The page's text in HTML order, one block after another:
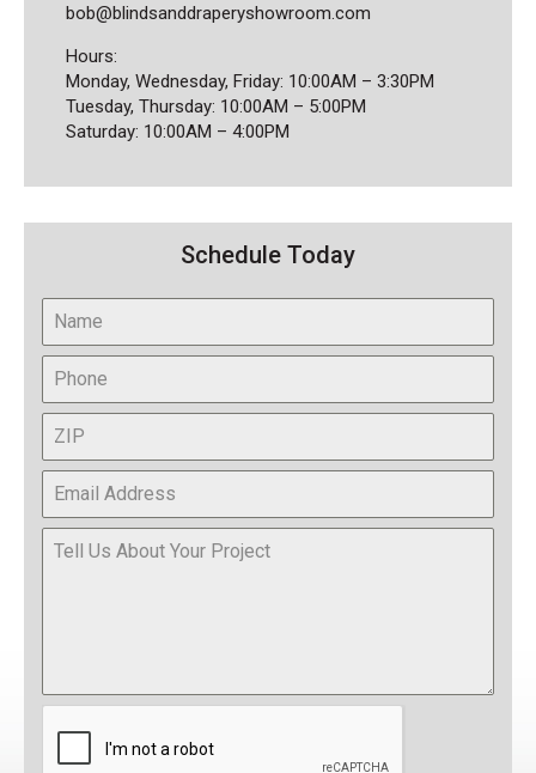
bob@blindsanddraperyshowroom.com
Hours:
Monday, Wednesday, Friday: 10:00AM – 3:30PM
Tuesday, Thursday: 10:00AM – 5:00PM
Saturday: 10:00AM – 4:00PM
Schedule Today